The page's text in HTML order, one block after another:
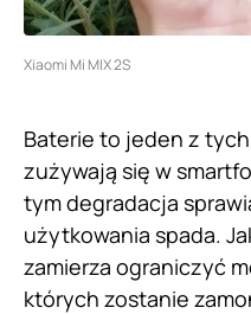
Xiaomi Mi MIX 2S
Baterie to jeden z
zużywają się w
tym degradacja
użytkowania spada.
zamierza ograniczyć
których zostanie